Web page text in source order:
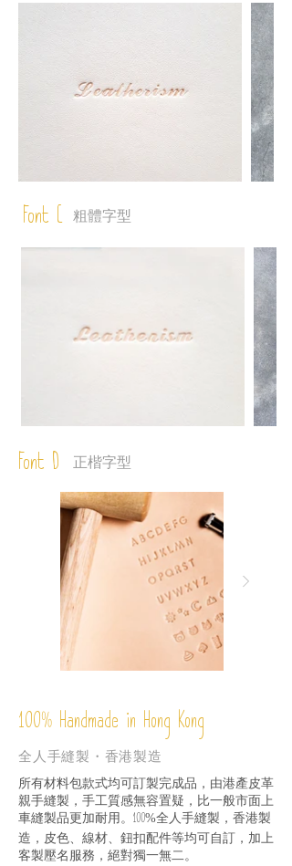
Font C 粗體字型
Font D 正楷字型
100% Handmade in Hong Kong
全人手縫製・香港製造
所有材料包款式均可訂製完成品，由港產皮革
親手縫製，手工質感無容置疑，比一般市面上
車縫製品更加耐用。 100%全人手縫製，香港製
造，皮色、線材、鈕扣配件等均可自訂，加上
客製壓名服務，絕對獨一無二。